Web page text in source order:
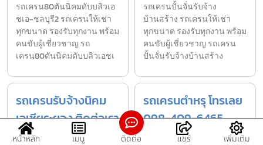
รถเครน80ตันนิคมดับบลิวเอ
ชเอ-ชลบุรี2 รถเครนให้เช่า
ทุกขนาด รองรับทุกงาน พร้อม
คนขับผู้เชี่ยวชาญ รถ
เครน80ตันนิคมดับบลิวเอชเ
รถเครนปั้นจั่นรับจ้าง
บ้านสร้าง รถเครนให้เช่า
ทุกขนาด รองรับทุกงาน พร้อม
คนขับผู้เชี่ยวชาญ รถเครน
ปั้นจั่นรับจ้างบ้านสร้าง
รถเครนรับจ้างนิคม
เอเชียระยอง ติดต่อเรา
วันนี้เพื่อรับคำปรึกษา
รถเครนตำหรุ โทรเลย
098-409-6465
รถเครนตำหรุ โทรเลย 098-
หน้าหลัก เมนู ติดต่อ แชร์ เพิ่มเติม